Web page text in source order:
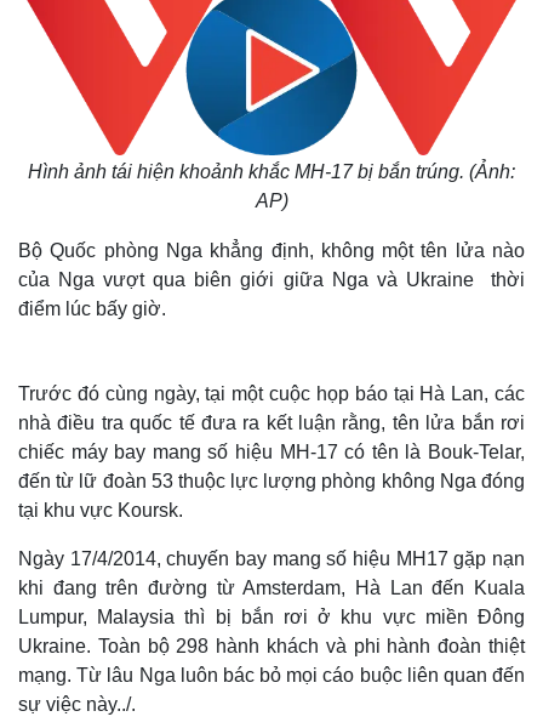
Hình ảnh tái hiện khoảnh khắc MH-17 bị bắn trúng. (Ảnh:
AP)
Bộ Quốc phòng Nga khẳng định, không một tên lửa nào
của Nga vượt qua biên giới giữa Nga và Ukraine thời
điểm lúc bấy giờ.
Trước đó cùng ngày, tại một cuộc họp báo tại Hà Lan, các
nhà điều tra quốc tế đưa ra kết luận rằng, tên lửa bắn rơi
chiếc máy bay mang số hiệu MH-17 có tên là Bouk-Telar,
đến từ lữ đoàn 53 thuộc lực lượng phòng không Nga đóng
tại khu vực Koursk.
Ngày 17/4/2014, chuyến bay mang số hiệu MH17 gặp nạn
khi đang trên đường từ Amsterdam, Hà Lan đến Kuala
Lumpur, Malaysia thì bị bắn rơi ở khu vực miền Đông
Ukraine. Toàn bộ 298 hành khách và phi hành đoàn thiệt
mạng. Từ lâu Nga luôn bác bỏ mọi cáo buộc liên quan đến
sự việc này../.